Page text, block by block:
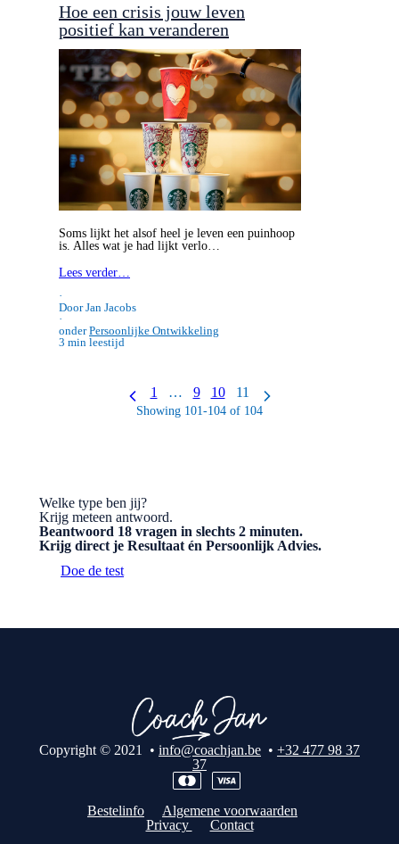
Hoe een crisis jouw leven
positief kan veranderen
Soms lijkt het alsof heel je leven een puinhoop
is. Alles wat je had lijkt verlo…
Lees verder…
·
Door Jan Jacobs
·
onderPersoonlijke Ontwikkeling
3 min leestijd
1 … 9 10 11
Showing 101-104 of 104
Welke type ben jij?
Krijg meteen antwoord.
Beantwoord 18 vragen in slechts 2 minuten.
Krijg direct je Resultaat én Persoonlijk Advies.
Doe de test
Copyright © 2021 • info@coachjan.be • +32 477 98 37
37
Bestelinfo
Algemene voorwaarden
Privacy
Contact